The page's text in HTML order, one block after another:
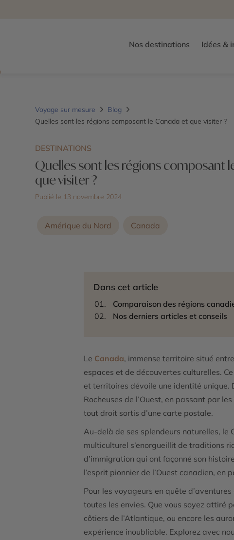
Nos destinations Idées &
Voyage sur mesure
Blog
Quelles sont les régions composant le Canada et que visiter ?
DESTINATIONS
Quelles sont les régions composant
que visiter ?
Publié le 13 novembre 2024
Amérique du Nord Canada
Dans cet article
Comparaison des régions
Nos derniers articles et conseils
Le Canada, immense territoire situé
espaces et de découvertes culturelles.
et territoires dévoile une identité unique.
Rocheuses de l’Ouest, en passant par
tout droit sortis d’une carte postale.
Au-delà de ses splendeurs naturelles, le
multiculturel s’enorgueillit de traditions
d’immigration qui ont façonné son
l’esprit pionnier de l’Ouest canadien,
Pour les voyageurs en quête
toutes les envies. Que vous soyez attiré
côtiers de l’Atlantique, ou encore les
expérience inoubliable. Explorez avec